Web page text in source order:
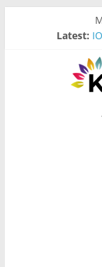
Latest: